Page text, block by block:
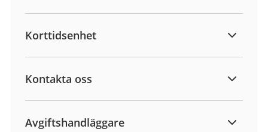
Korttidsenhet
Kontakta oss
Avgiftshandläggare